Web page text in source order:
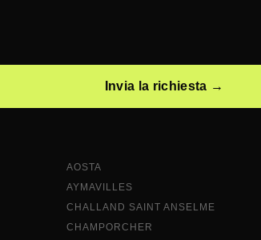
AOSTA
AYMAVILLES
CHALLAND SAINT ANSELME
CHAMPORCHER